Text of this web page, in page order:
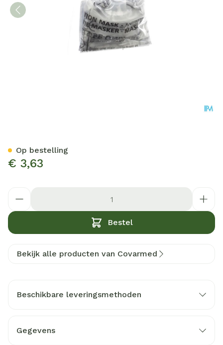
€ 3,63
Bestel
Op bestelling
Bekijk alle producten van Covarmed
Beschikbare leveringsmethoden
Gegevens